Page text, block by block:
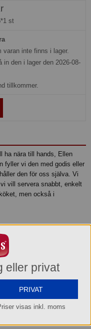
st
inte finns i lager.
in den i lager den 2026-08-
tillkommer.
ha nära till hands, Ellen
fyller vi den med godis eller
den för oss själva. Vi
vill servera snabbt, enkelt
men också i
kan uppstå.
eller privat
PRIVAT
visas inkl. moms